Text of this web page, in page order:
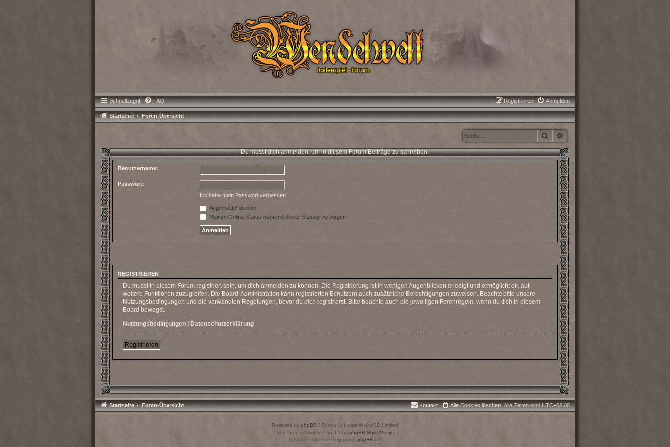
Schnellzugriff FAQ Anmelden
Registrieren
Startseite Foren-Übersicht
Suche
Du musst dich anmelden, um in diesem Forum Beiträge zu schreiben.
Benutzername:
Passwort:
Ich habe mein Passwort vergessen
Angemeldet bleiben
Meinen Online-Status während dieser Sitzung verbergen
REGISTRIEREN
Du musst in diesem Forum registriert sein, um dich anmelden zu können. Die Registrierung ist in wenigen Augenblicken erledigt und ermöglicht dir, auf
weitere Funktionen zuzugreifen. Die Board-Administration kann registrierten Benutzern auch zusätzliche Berechtigungen zuweisen. Beachte bitte unsere
Nutzungsbedingungen und die verwandten Regelungen, bevor du dich registrierst. Bitte beachte auch die jeweiligen Forenregeln, wenn du dich in diesem
Board bewegst.
Nutzungsbedingungen| Datenschutzerklärung
Registrieren
Startseite Foren-Übersicht Alle Zeiten sindUTC+02:00
Alle Cookies löschen
Kontakt
Powered by phpBB® Forum Software © phpBB Limited
CelticDreams Modified for 3.2 byphpBB-Style-Design
Deutsche Übersetzung durchphpBB.de